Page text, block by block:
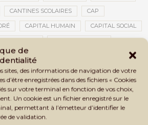
de
sites, des informations de navigation de votre
d’être enregistrées dans des fichiers « Cookies
sur votre terminal en fonction de vos choix,
Un cookie est un fichier enregistré sur le
permettant à l’émetteur d’identifier le
de validation.
CANTINES SCOLAIRES CAP
CAPITAL HUMAIN CAPITAL SOCIAL
CARTE NINA CARTONS ROUGES
CATASTROPHE NATURELLE
CATASTROPHES NATURELLES
CAUTION DE VISA CDAT CECOGEC
CEI CÉLÉBRATION NATIONALE